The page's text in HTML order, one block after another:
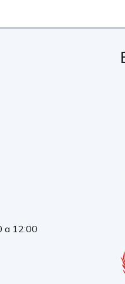
a 12:00